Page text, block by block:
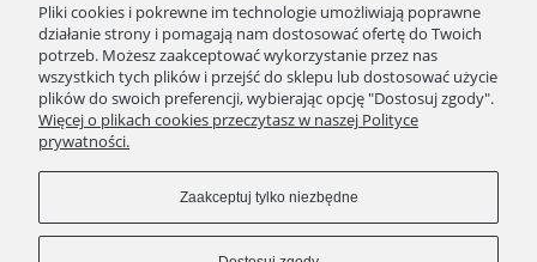
#zaparzacz do kawy
SKLEP
ZAKUPY
INFORMACJE
Pliki cookies i pokrewne im technologie umożliwiają poprawne
działanie strony i pomagają nam dostosować ofertę do Twoich
potrzeb. Możesz zaakceptować wykorzystanie przez nas
wszystkich tych plików i przejść do sklepu lub dostosować użycie
plików do swoich preferencji, wybierając opcję "Dostosuj zgody".
Więcej o plikach cookies przeczytasz w naszej Polityce
prywatności.
Zaakceptuj tylko niezbędne